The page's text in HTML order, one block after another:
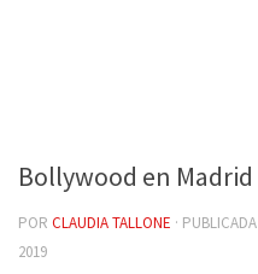
Bollywood en Madrid
POR CLAUDIA TALLONE · PUBLICADA
2019